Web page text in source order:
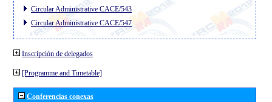
Circular Administrative CACE/543
Circular Administrative CACE/547
Inscripción de delegados
[Programme and Timetable]
Conferencias conexas